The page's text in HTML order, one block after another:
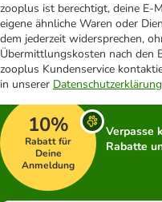
zooplus ist berechtigt, deine
eigene ähnliche Waren oder
dem jederzeit widersprechen,
Übermittlungskosten nach den
zooplus Kundenservice
in unserer Datenschutzerklärung
10%
Rabatt für
Deine
Anmeldung
Verpasse
Rabatte